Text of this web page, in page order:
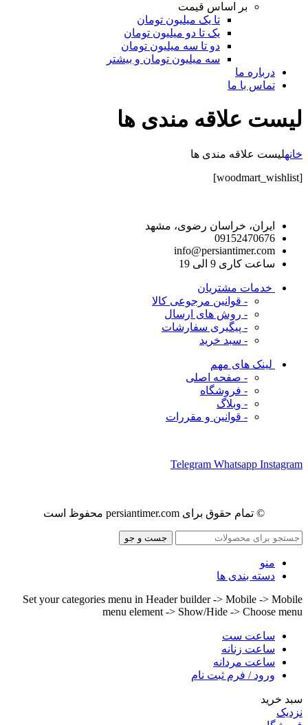
بر اساس قیمت
تا یک میلیون تومان
یک تا دو میلیون تومان
دو تا سه میلیون تومان
سه میلیون تومان و بیشتر
درباره ما
تماس با ما
لیست علاقه مندی ها
خانهلیست علاقه مندی ها
[woodmart_wishlist]
ایران، خراسان رضوی، مشهد
09152470676
info@persiantimer.com
ساعت کاری 9 الی 19
خدمات مشتریان
- قوانین مرجوعی کالا
- روش های ارسال
- پیگیری سفارشات
- سبد خرید
لینک های مهم
- صفحه اصلی
- فروشگاه
- وبلاگ
- قوانین و مقررات
Telegram Whatsapp Instagram
© تمام حقوق برای persiantimer.com محفوظ است
جست و جو
منو
دسته بندی ها
Set your categories menu in Header builder -> Mobile -> Mobile
menu element -> Show/Hide -> Choose menu
ساعت ست
ساعت زنانه
ساعت مردانه
ورود / فرم ثبت نام
سبد خرید
نزدیک